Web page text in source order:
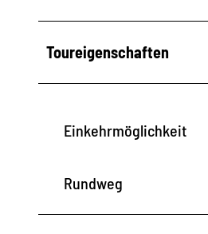
Toureigenschaften
Einkehrmöglichkeit
Rundweg